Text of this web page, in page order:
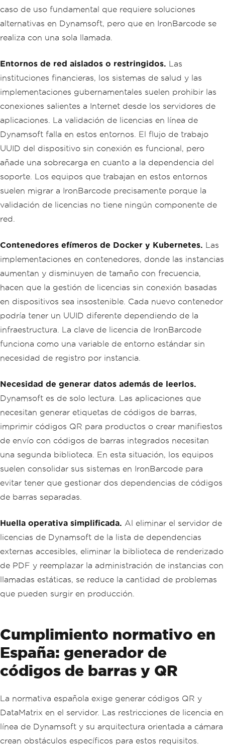
caso de uso fundamental que requiere soluciones
alternativas en Dynamsoft, pero que en IronBarcode se
realiza con una sola llamada.
Entornos de red aislados o restringidos. Las
instituciones financieras, los sistemas de salud y las
implementaciones gubernamentales suelen prohibir las
conexiones salientes a Internet desde los servidores de
aplicaciones. La validación de licencias en línea de
Dynamsoft falla en estos entornos. El flujo de trabajo
UUID del dispositivo sin conexión es funcional, pero
añade una sobrecarga en cuanto a la dependencia del
soporte. Los equipos que trabajan en estos entornos
suelen migrar a IronBarcode precisamente porque la
validación de licencias no tiene ningún componente de
red.
Contenedores efímeros de Docker y Kubernetes. Las
implementaciones en contenedores, donde las instancias
aumentan y disminuyen de tamaño con frecuencia,
hacen que la gestión de licencias sin conexión basadas
en dispositivos sea insostenible. Cada nuevo contenedor
podría tener un UUID diferente dependiendo de la
infraestructura. La clave de licencia de IronBarcode
funciona como una variable de entorno estándar sin
necesidad de registro por instancia.
Necesidad de generar datos además de leerlos.
Dynamsoft es de solo lectura. Las aplicaciones que
necesitan generar etiquetas de códigos de barras,
imprimir códigos QR para productos o crear manifiestos
de envío con códigos de barras integrados necesitan
una segunda biblioteca. En esta situación, los equipos
suelen consolidar sus sistemas en IronBarcode para
evitar tener que gestionar dos dependencias de códigos
de barras separadas.
Huella operativa simplificada. Al eliminar el servidor de
licencias de Dynamsoft de la lista de dependencias
externas accesibles, eliminar la biblioteca de renderizado
de PDF y reemplazar la administración de instancias con
llamadas estáticas, se reduce la cantidad de problemas
que pueden surgir en producción.
Cumplimiento normativo en
España: generador de
códigos de barras y QR
La normativa española exige generar códigos QR y
DataMatrix en el servidor. Las restricciones de licencia en
línea de Dynamsoft y su arquitectura orientada a cámara
crean obstáculos específicos para estos requisitos.